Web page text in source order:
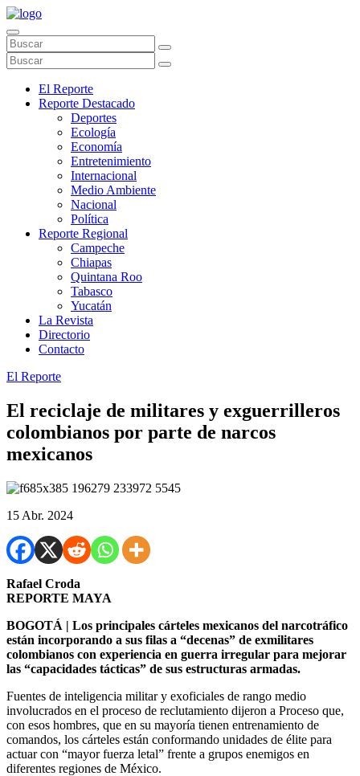
El Reporte
Reporte Destacado
Deportes
Ecología
Economía
Entretenimiento
Internacional
Medio Ambiente
Nacional
Política
Reporte Regional
Campeche
Chiapas
Quintana Roo
Tabasco
Yucatán
La Revista
Directorio
Contacto
El Reporte
El reciclaje de militares y exguerrilleros
colombianos por parte de narcos
mexicanos
15 Abr. 2024
Rafael Croda
REPORTE MAYA
BOGOTÁ | Los principales cárteles mexicanos del narcotráfico
están incorporando a sus filas a “decenas” de exmilitares
colombianos con experiencia en guerra irregular para mejorar
las “capacidades tácticas” de sus estructuras armadas.
Fuentes de inteligencia militar y exoficiales de rango medio
involucrados en el proceso de reclutamiento dijeron a Proceso que,
con esos hombres, que en su mayoría tienen entrenamiento de
comandos, los cárteles están conformando unidades de élite para
actuar con “mayor fuerza letal” frente a grupos enemigos en
diferentes regiones de México.